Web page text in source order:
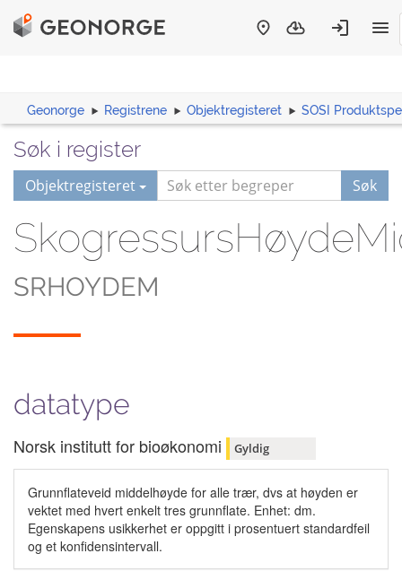
Geonorge Registrene Objektregisteret SOSI
Søk i register
Objektregisteret Søk
SRHOYDEM
datatype
Norsk institutt for bioøkonomi Gyldig
Grunnflateveid middelhøyde for alle trær, dvs at høyden er
vektet med hvert enkelt tres grunnflate. Enhet: dm.
Egenskapens usikkerhet er oppgitt i prosentuert standardfeil
og et konfidensintervall.